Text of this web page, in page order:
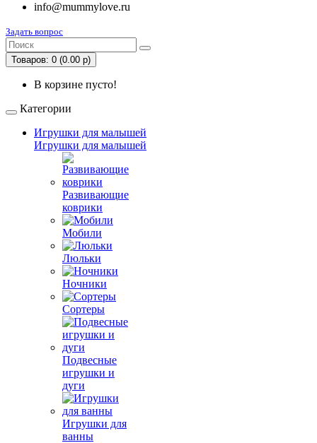
info@mummylove.ru
Задать вопрос
Товаров: 0 (0.00 р)
В корзине пусто!
Категории
Игрушки для малышей
Игрушки для малышей
Развивающие
коврики
Мобили
Люльки
Ночники
Сортеры
Подвесные
игрушки и
дуги
Игрушки для
ванны